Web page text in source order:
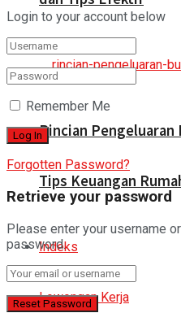
Rincian Pengeluaran
Tips Keuangan
Indeks
Lowongan Kerja
Login to your account below
Remember Me
Forgotten Password?
Retrieve your password
Please enter your username
password.